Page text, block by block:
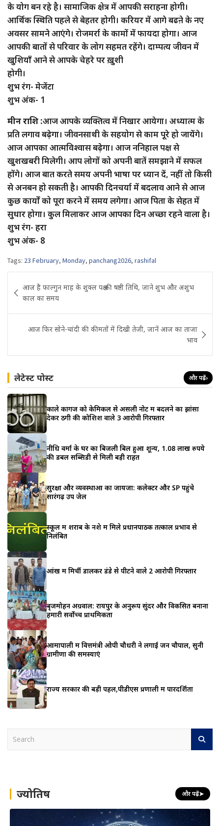
के योग बन रहे है। सामाजिक क्षेत्र में आपकी सराहना होगी।
आर्थिक स्थिति पहले से बेहतर होगी। करियर में आगे बढऩे के नए
अवसर सामने आएंगे। रोजमर्रा के कामों में फायदा होगा। आज
आपकी बातों से परिवार के लोग सहमत रहेंगे। दाम्पत्य जीवन में
खुशियाँ आने से आपके चेहरे पर ख़ुशी
होगी।
शुभ रंग- मेजेंटा
शुभ अंक- 1
मीन राशि :आज आपके व्यक्तित्व में निखार आयेगा। अध्यात्म के
प्रति लगाव बढ़ेगा। जीवनसाथी के सहयोग से काम पूरे हो जायेंगे।
आज आपका आत्मविश्वास बढ़ेगा। आज ननिहाल पक्ष से
खुशखबरी मिलेगी। आप लोगों को अपनी बातें समझाने में सफल
होंगे। आज बात करते समय अपनी भाषा पर ध्यान दें, नहीं तो किसी
से अनबन हो सकती है। आपकी दिनचर्या में बदलाव आने से आज
कुछ कार्यों को पूरा करने में समय लगेगा। आज पिता के सेहत में
सुधार होगा। कुल मिलाकर आज आपका दिन अच्छा रहने वाला है।
शुभ रंग- हरा
शुभ अंक- 8
Tags: 23 February, Monday, panchang2026, rashifal
navigation
आज है फाल्गुन माह के शुक्ल पक्ष की षष्ठी तिथि, जाने शुभ और अशुभ
काल का समय
आज फिर सोने-चांदी की कीमतों में दिखी तेजी, जानें आज का ताजा
भाव
लेटेस्ट पोस्ट और पढ़ें›
काले कागज को केमिकल से असली नोट में बदलने का झांसा
देकर ठगी की कोशिश वाले 3 आरोपी गिरफ्तार
नीधि वर्मा के घर का बिजली बिल हुआ शून्य, 1.08 लाख रुपये
की डबल सब्सिडी से मिली बड़ी राहत
सुरक्षा और व्यवस्थाओं का जायजा: कलेक्टर और SP पहुंचे
सारंगढ़ उप जेल
स्कूल में शराब के नशे में मिले प्रधानपाठक तत्काल प्रभाव से
निलंबित
आंख में मिर्ची डालकर डंडे से पीटने वाले 2 आरोपी गिरफ्तार
बृजमोहन अग्रवाल: रायपुर के अनुरूप सुंदर और विकसित बनाना
हमारी सर्वोच्च प्राथमिकता
आमापाली में वित्तमंत्री ओपी चौधरी ने लगाई जन चौपाल, सुनी
ग्रामीणों की समस्याएं
राज्य सरकार की बड़ी पहल,पीडीएस प्रणाली में पारदर्शिता
h ज्योतिष और पढ़ें➤